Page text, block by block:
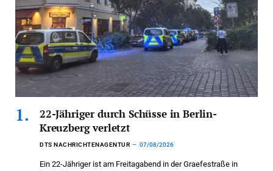
22-Jähriger durch Schüsse in Berlin-
Kreuzberg verletzt
DTS NACHRICHTENAGENTUR 07/08/2026
Ein 22-Jähriger ist am Freitagabend in der Graefestraße in